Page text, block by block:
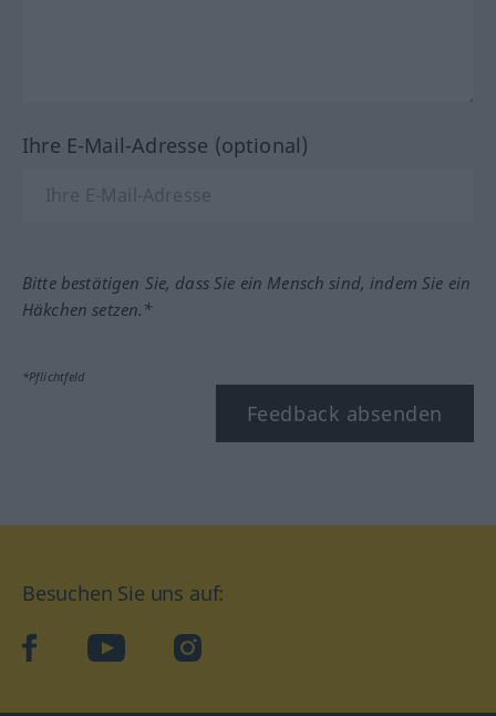
Ihre E-Mail-Adresse (optional)
Bitte bestätigen Sie, dass Sie ein Mensch sind, indem Sie ein
Häkchen setzen.*
*Pflichtfeld
Feedback absenden
Besuchen Sie uns auf:
facebookYouTube Instagram